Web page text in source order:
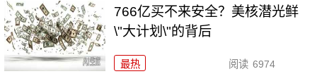
766亿买不来安全？美核潜光鲜
\"大计划\"的背后
最热 阅读 6974